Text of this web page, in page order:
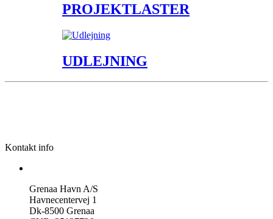
PROJEKTLASTER
UDLEJNING
Kontakt info
Grenaa Havn A/S
Havnecentervej 1
Dk-8500 Grenaa